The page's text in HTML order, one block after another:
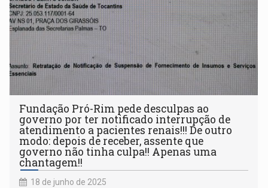
Fundação Pró-Rim pede desculpas ao
governo por ter notificado interrupção de
atendimento a pacientes renais!!! De outro
modo: depois de receber, assente que
governo não tinha culpa!! Apenas uma
chantagem!!
18 de junho de 2025